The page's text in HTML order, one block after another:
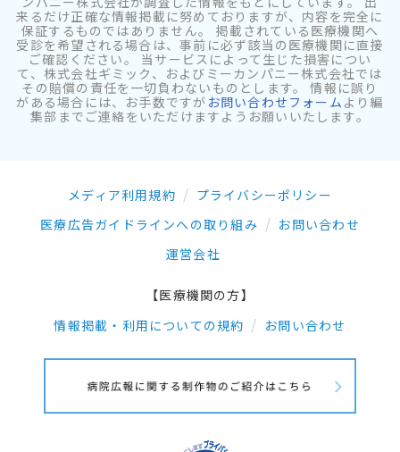
来るだけ正確な情報掲載に努めておりますが、内容を完全に
保証するものではありません。 掲載されている医療機関へ
受診を希望される場合は、事前に必ず該当の医療機関に直接
ご確認ください。 当サービスによって生じた損害につい
て、株式会社ギミック、およびミーカンパニー株式会社では
その賠償の責任を一切負わないものとします。 情報に誤り
がある場合には、お手数ですが お問い合わせフォーム より編
集部までご連絡をいただけますようお願いいたします。
メディア利用規約
プライバシーポリシー
医療広告ガイドラインへの取り組み
お問い合わせ
運営会社
【医療機関の方】
情報掲載・利用についての規約
お問い合わせ